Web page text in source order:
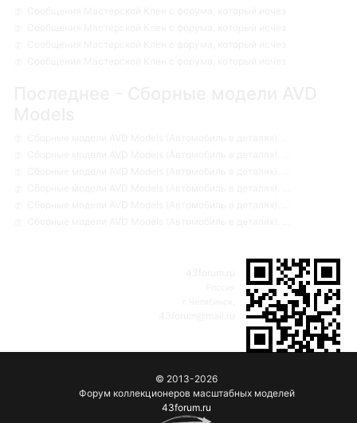
© 2013-2026
Форум коллекционеров масштабных моделей
43forum.ru